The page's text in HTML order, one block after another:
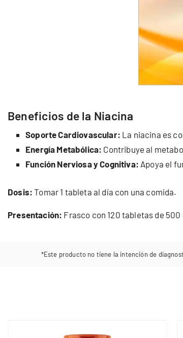
Beneficios de la Niacina
Soporte Cardiovascular: La niacina es
Energía Metabólica: Contribuye al
Función Nerviosa y Cognitiva: Apoya el
Dosis: Tomar 1 tableta al día con una comida.
Presentación: Frasco con 120 tabletas de 500
*Este producto no tiene la intención de